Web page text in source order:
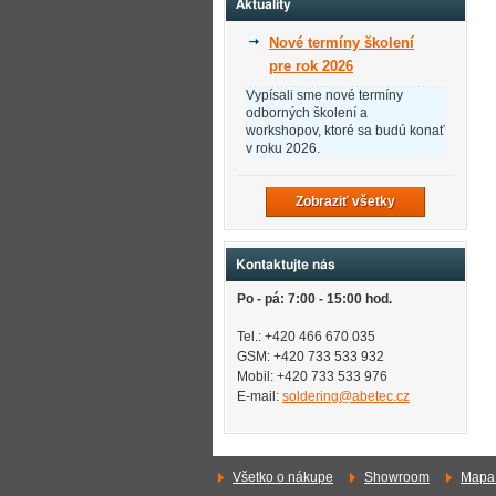
Aktuality
Nové termíny školení
pre rok 2026
Vypísali sme nové termíny
odborných školení a
workshopov, ktoré sa budú konať
v roku 2026.
Zobraziť všetky
Kontaktujte nás
Po - pá: 7:00 - 15:00 hod.
Tel.: +420 466 670 035
GSM: +420 733 533 932
Mobil: +420 733 533 976
E-mail: soldering@abetec.cz
Všetko o nákupe Showroom